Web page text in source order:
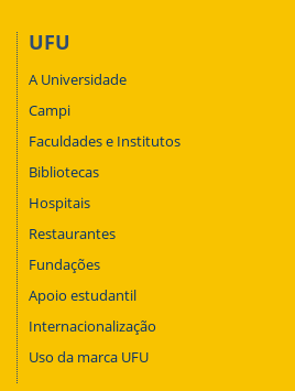
UFU
A Universidade
Campi
Faculdades e Institutos
Bibliotecas
Hospitais
Restaurantes
Fundações
Apoio estudantil
Internacionalização
Uso da marca UFU